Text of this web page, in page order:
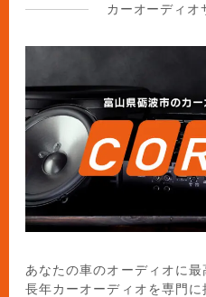
カーオーディオ
あなたの車のオーディオに最
長年カーオーディオを専門